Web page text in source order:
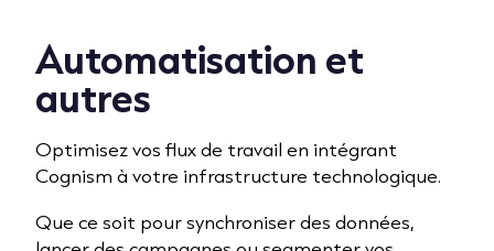
Automatisation et
autres
Optimisez vos flux de travail en intégrant
Cognism à votre infrastructure technologique.
Que ce soit pour synchroniser des données,